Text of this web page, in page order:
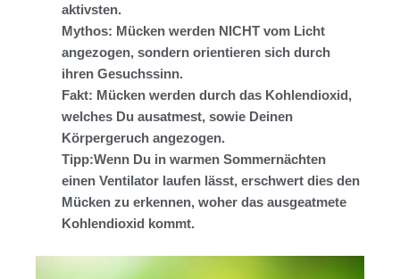
aktivsten.
Mythos: Mücken werden NICHT vom Licht
angezogen, sondern orientieren sich durch
ihren Gesuchssinn.
Fakt: Mücken werden durch das Kohlendioxid,
welches Du ausatmest, sowie Deinen
Körpergeruch angezogen.
Tipp:Wenn Du in warmen Sommernächten
einen Ventilator laufen lässt, erschwert dies den
Mücken zu erkennen, woher das ausgeatmete
Kohlendioxid kommt.